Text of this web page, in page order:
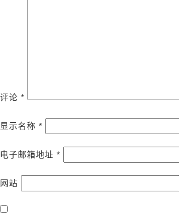
评论 *
显示名称 *
电子邮箱地址 *
网站